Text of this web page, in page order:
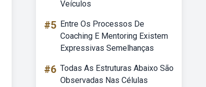
Veículos
#5 Entre Os Processos De
Coaching E Mentoring Existem
Expressivas Semelhanças
#6 Todas As Estruturas Abaixo São
Observadas Nas Células